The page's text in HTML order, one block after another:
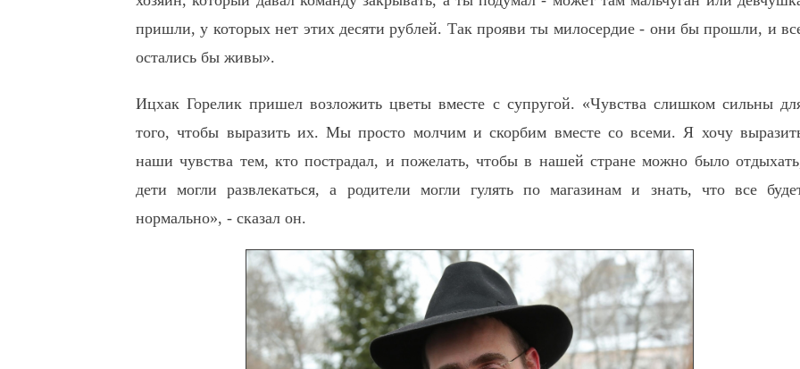
пришли, у которых нет этих десяти рублей. Так прояви ты милосердие - они бы прошли, и
остались бы живы».
Ицхак Горелик пришел возложить цветы вместе с супругой. «Чувства слишком сильны
того, чтобы выразить их. Мы просто молчим и скорбим вместе со всеми. Я хочу
наши чувства тем, кто пострадал, и пожелать, чтобы в нашей стране можно было
дети могли развлекаться, а родители могли гулять по магазинам и знать, что все
нормально», - сказал он.